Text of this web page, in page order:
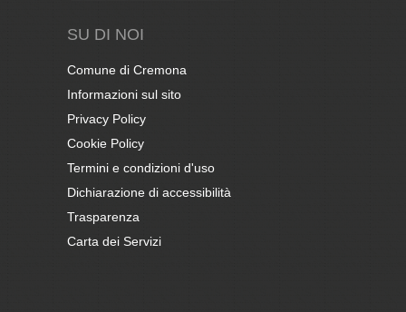
SU DI NOI
Comune di Cremona
Informazioni sul sito
Privacy Policy
Cookie Policy
Termini e condizioni d'uso
Dichiarazione di accessibilità
Trasparenza
Carta dei Servizi